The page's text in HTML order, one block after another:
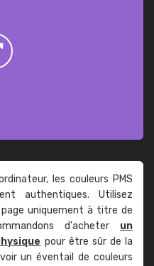
les couleurs PMS
authentiques. Utilisez
uniquement à titre de
d'acheter un
pour être sûr de la
un éventail de couleurs